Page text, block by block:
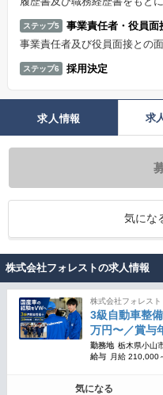
ステップ5
事業責任者・役員面
事業責任者及び役員面接との
ステップ6 採用決定
求人情報 求
気にな
株式会社フォレストの求人情報
株式会社フォレス
3級自動車整
万円〜／賞与
勤務地 栃木県小山
給与
月給 210,000
気になる